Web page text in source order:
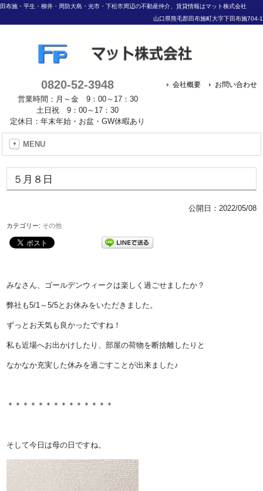
田布施・平生・柳井・周防大島・光市・下松市周辺の不動産仲介、賃貸情報はマット株式会社
山口県熊毛郡田布施町大字下田布施704-1
0820-52-3948
営業時間：月～金 9：00～17：30
土日祝 9：00～17：30
定休日：年末年始・お盆・GW休暇あり
会社概要 お問い合わせ
MENU
５月８日
公開日： 2022/05/08
カテゴリー: その他
みなさん、ゴールデンウィークは楽しく過ごせましたか？
弊社も5/1～5/5とお休みをいただきました。
ずっとお天気も良かったですね！
私も近場へお出かけしたり、部屋の荷物を断捨離したりと
なかなか充実した休みを過ごすことが出来ました♪
＊＊＊＊＊＊＊＊＊＊＊＊＊＊
そして今日は母の日ですね。